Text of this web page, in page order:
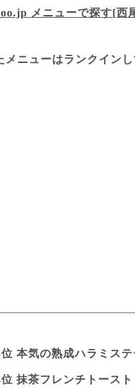
メニューで探す[西
メニューはランクイン
本気の熟成ハラミス
抹茶フレンチトース